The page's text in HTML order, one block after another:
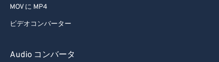
MOV に MP4
ビデオコンバーター
Audio コンバータ